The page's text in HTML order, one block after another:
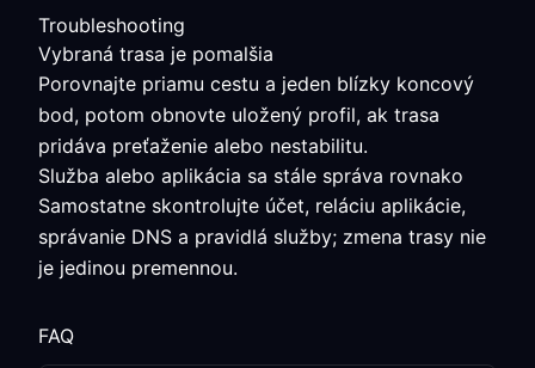
Troubleshooting
Vybraná trasa je pomalšia
Porovnajte priamu cestu a jeden blízky koncový
bod, potom obnovte uložený profil, ak trasa
pridáva preťaženie alebo nestabilitu.
Služba alebo aplikácia sa stále správa rovnako
Samostatne skontrolujte účet, reláciu aplikácie,
správanie DNS a pravidlá služby; zmena trasy nie
je jedinou premennou.
FAQ